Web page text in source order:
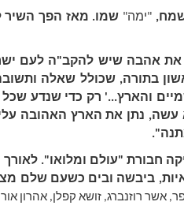
"ימה"
אשר רוזנברג, זושא קפלן, אהרון